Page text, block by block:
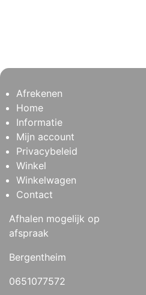
Afrekenen
Home
Informatie
Mijn account
Privacybeleid
Winkel
Winkelwagen
Contact
Afhalen mogelijk op
afspraak
Bergentheim
0651077572